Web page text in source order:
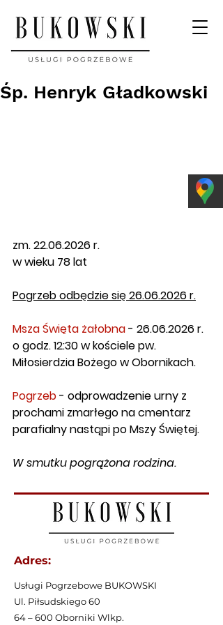
Śp. Henryk Gładkowski
zm. 22.06.2026 r.
w wieku 78 lat
Pogrzeb odbędzie się 26.06.2026 r.
Msza Święta żałobna - 26.06.2026 r.
o godz. 12:30 w kościele pw.
Miłosierdzia Bożego w Obornikach.
Pogrzeb - odprowadzenie urny z
prochami zmarłego na cmentarz
parafialny nastąpi po Mszy Świętej.
W smutku pogrążona rodzina.
Adres:
Usługi Pogrzebowe BUKOWSKI
Ul. Piłsudskiego 60
64 – 600 Oborniki Wlkp.